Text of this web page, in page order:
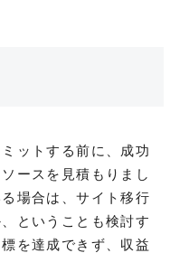
ットする前に、成功
ースを見積もりまし
場合は、サイト移行
ということも検討す
を達成できず、収益